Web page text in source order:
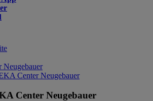
Center Neugebauer
Center Neugebauer